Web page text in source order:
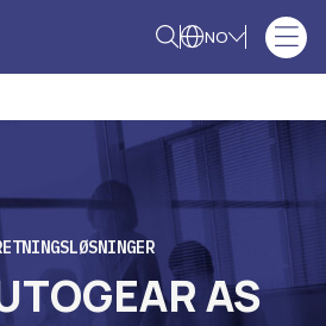
NO
AS